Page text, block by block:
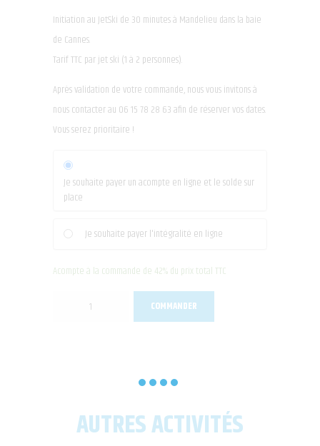
Initiation au JetSki de 30 minutes à Mandelieu dans la baie
de Cannes.
Tarif TTC par jet ski (1 à 2 personnes).
Après validation de votre commande, nous vous invitons à
nous contacter au 06 15 78 28 63 afin de réserver vos dates.
Vous serez prioritaire !
Je souhaite payer un acompte en ligne et le solde sur
place
Je souhaite payer l'intégralité en ligne
Acompte à la commande de 42%du prix total TTC
COMMANDER
AUTRES ACTIVITÉS